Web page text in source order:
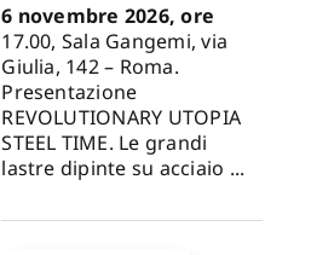
6 novembre 2026, ore
17.00, Sala Gangemi, via
Giulia, 142 – Roma.
Presentazione
REVOLUTIONARY UTOPIA
STEEL TIME. Le grandi
lastre dipinte su acciaio ...